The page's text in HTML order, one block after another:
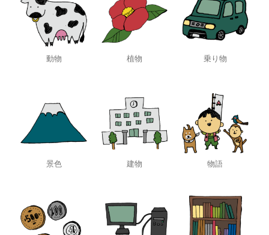
動物 植物 乗り物
景色 建物 物語